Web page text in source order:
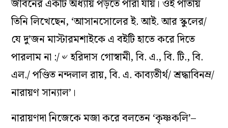
জীবনের একটি অধ্যায় পড়তে পারা যায়। ওই পাতায়
তিনি লিখেছেন, ‘আসানসোলের ই. আই. আর স্কুলের/
যে দু’জন মাস্টারমশাইকে এ বইটি হাতে করে দিতে
পারলাম না :/ ৺ হরিদাস গোস্বামী, বি. এ., বি. টি., বি.
এল./ পণ্ডিত নন্দলাল রায়, বি. এ. কাব্যতীর্থ/ শ্রদ্ধাবিনম্র/
নারায়ণ সান্যাল’।
নারায়ণদা নিজেকে মজা করে বলতেন ‘কৃষ্ণকলি’–